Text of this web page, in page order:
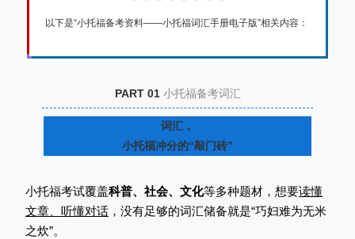
以下是“小托福备考资料——小托福词汇手册电子版”相关内容：
PART 01 小托福备考词汇
词汇，
小托福冲分的“敲门砖”
小托福考试覆盖科普、社会、文化等多种题材，想要读懂
文章、听懂对话 ，没有足够的词汇储备就是“巧妇难为无米
之炊”。